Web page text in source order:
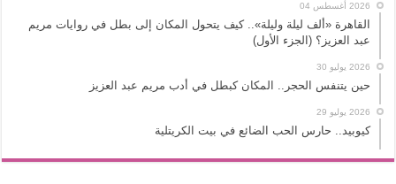
2026 أغسطس 04
القاهرة «ألف ليلة وليلة».. كيف يتحول المكان إلى بطل في روايات مريم
عبد العزيز؟ (الجزء الأول)
2026 يوليو 30
حين يتنفس الحجر.. المكان كبطل في أدب مريم عبد العزيز
2026 يوليو 29
كيوبيد.. حارس الحب الضائع في بيت الكريتلية